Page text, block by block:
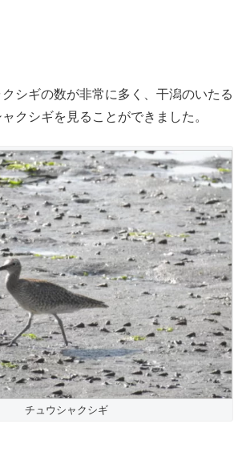
シギの数が非常に多く、干潟のいたる
クシギを見ることができました。
チュウシャクシギ